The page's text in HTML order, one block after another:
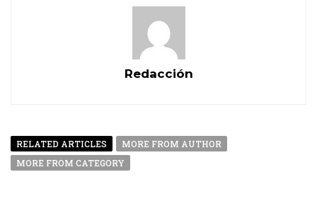
Redacción
RELATED ARTICLES
MORE FROM AUTHOR
MORE FROM CATEGORY